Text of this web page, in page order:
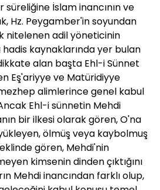
İslam inancının ve
Hz. Peygamber'in soyundan
nitelenen adil yöneticinin
kaynaklarında yer bulan
alan başta Ehl-i Sünnet
Eş'ariyye ve Matüridiyye
alimlerince genel kabul
Ehl-i sünnetin Mehdi
bir ilkesi olarak gören, O'na
ölmüş veya kaybolmuş
gören, Mehdi'nin
kimsenin dinden çıktığını
Mehdi inancından farklı olup,